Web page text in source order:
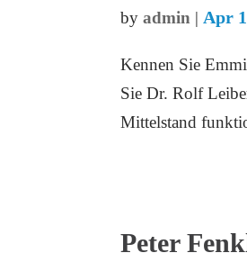
byadmin | Apr
Kennen Sie
Sie Dr. Rolf
Mittelstand
Peter